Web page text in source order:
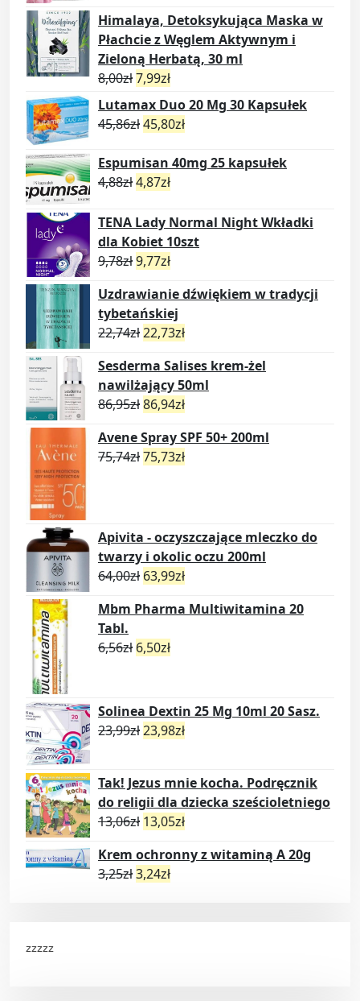
Himalaya, Detoksykująca Maska w
Płachcie z Węglem Aktywnym i
Zieloną Herbatą, 30 ml
8,00zł7,99zł
Lutamax Duo 20 Mg 30 Kapsułek
45,86zł45,80zł
Espumisan 40mg 25 kapsułek
4,88zł4,87zł
TENA Lady Normal Night Wkładki
dla Kobiet 10szt
9,78zł9,77zł
Uzdrawianie dźwiękiem w tradycji
tybetańskiej
22,74zł22,73zł
Sesderma Salises krem-żel
nawilżający 50ml
86,95zł86,94zł
Avene Spray SPF 50+ 200ml
75,74zł75,73zł
Apivita - oczyszczające mleczko do
twarzy i okolic oczu 200ml
64,00zł 63,99zł
Mbm Pharma Multiwitamina 20
Tabl.
6,56zł 6,50zł
Solinea Dextin 25 Mg 10ml 20 Sasz.
23,99zł23,98zł
Tak! Jezus mnie kocha. Podręcznik
do religii dla dziecka sześcioletniego
13,06zł 13,05zł
Krem ochronny z witaminą A 20g
3,25zł3,24zł
zzzzz